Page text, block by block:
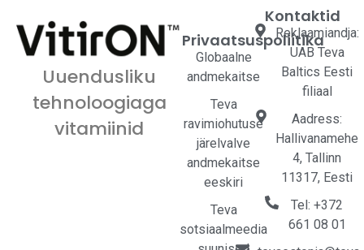
Uuendusliku
tehnoloogiaga
vitamiinid
Privaatsuspoliitika
Globaalne
andmekaitse
Teva
ravimiohutuse
järelvalve
andmekaitse
eeskiri
Teva
sotsiaalmeedia
Kontaktid
Reklaamiandja:
UAB Teva
Baltics Eesti
filiaal
Aadress:
Hallivanamehe
4, Tallinn
11317, Eesti
Tel: +372
661 08 01